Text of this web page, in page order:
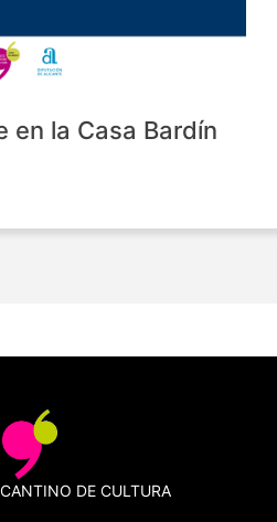
en la Casa Bardín
DE CULTURA